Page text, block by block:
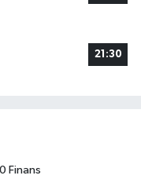
21:30
Finans